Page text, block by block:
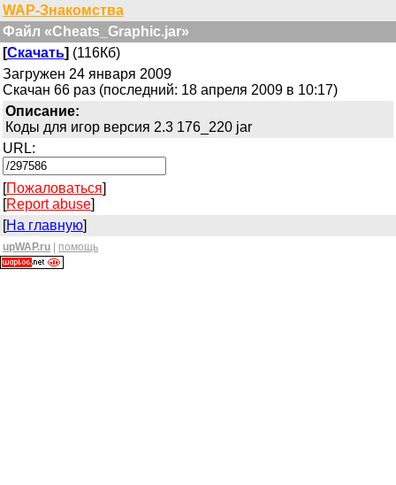
WAP-Знакомства
Файл «Cheats_Graphic.jar»
[Скачать] (116Кб)
Загружен 24 января 2009
Скачан 66 раз (последний: 18 апреля 2009 в 10:17)
Описание:
Коды для игор версия 2.3 176_220 jar
URL:
[Пожаловаться]
[Report abuse]
[На главную]
upWAP.ru помощь